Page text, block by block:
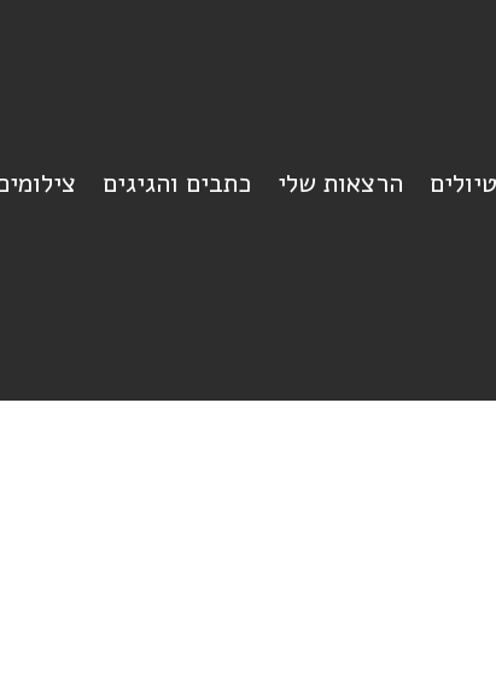
הרצאות שלי כתבים והגיגים